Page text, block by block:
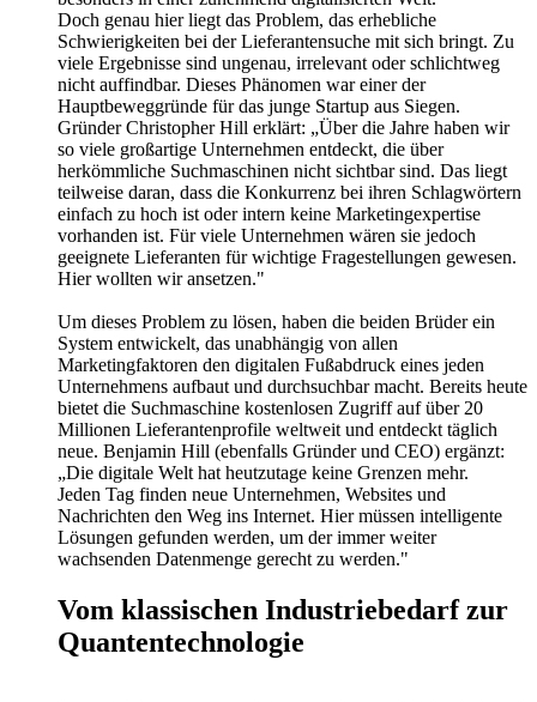
Doch genau hier liegt das Problem, das erhebliche
Schwierigkeiten bei der Lieferantensuche mit sich bringt. Zu
viele Ergebnisse sind ungenau, irrelevant oder schlichtweg
nicht auffindbar. Dieses Phänomen war einer der
Hauptbeweggründe für das junge Startup aus Siegen.
Gründer Christopher Hill erklärt: „Über die Jahre haben wir
so viele großartige Unternehmen entdeckt, die über
herkömmliche Suchmaschinen nicht sichtbar sind. Das liegt
teilweise daran, dass die Konkurrenz bei ihren Schlagwörtern
einfach zu hoch ist oder intern keine Marketingexpertise
vorhanden ist. Für viele Unternehmen wären sie jedoch
geeignete Lieferanten für wichtige Fragestellungen gewesen.
Hier wollten wir ansetzen."
Um dieses Problem zu lösen, haben die beiden Brüder ein
System entwickelt, das unabhängig von allen
Marketingfaktoren den digitalen Fußabdruck eines jeden
Unternehmens aufbaut und durchsuchbar macht. Bereits heute
bietet die Suchmaschine kostenlosen Zugriff auf über 20
Millionen Lieferantenprofile weltweit und entdeckt täglich
neue. Benjamin Hill (ebenfalls Gründer und CEO) ergänzt:
„Die digitale Welt hat heutzutage keine Grenzen mehr.
Jeden Tag finden neue Unternehmen, Websites und
Nachrichten den Weg ins Internet. Hier müssen intelligente
Lösungen gefunden werden, um der immer weiter
wachsenden Datenmenge gerecht zu werden."
Vom klassischen Industriebedarf zur
Quantentechnologie